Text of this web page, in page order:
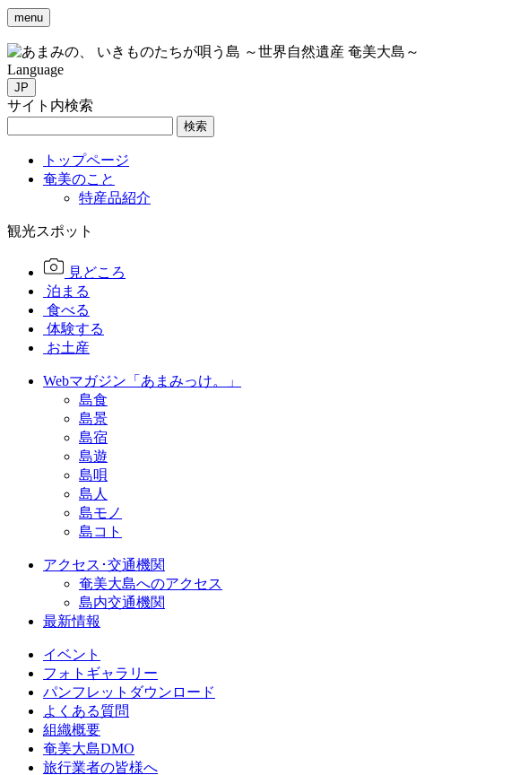
menu
いきものたちが唄う島 ～世界自然遺産 奄美大島～
Language
JP
サイト内検索
検索
トップページ
奄美のこと
特産品紹介
観光スポット
見どころ
泊まる
食べる
体験する
お土産
Webマガジン「あまみっけ。」
島食
島景
島宿
島遊
島唄
島人
島モノ
島コト
アクセス･交通機関
奄美大島へのアクセス
島内交通機関
最新情報
イベント
フォトギャラリー
パンフレットダウンロード
よくある質問
組織概要
奄美大島DMO
旅行業者の皆様へ